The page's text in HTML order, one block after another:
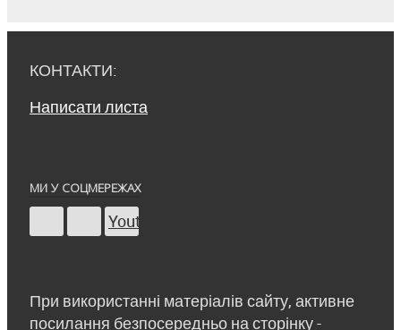
КОНТАКТИ:
Написати листа
МИ У СОЦМЕРЕЖАХ
Youtube
При використанні матеріалів сайту, активне
посилання безпосередньо на сторінку -